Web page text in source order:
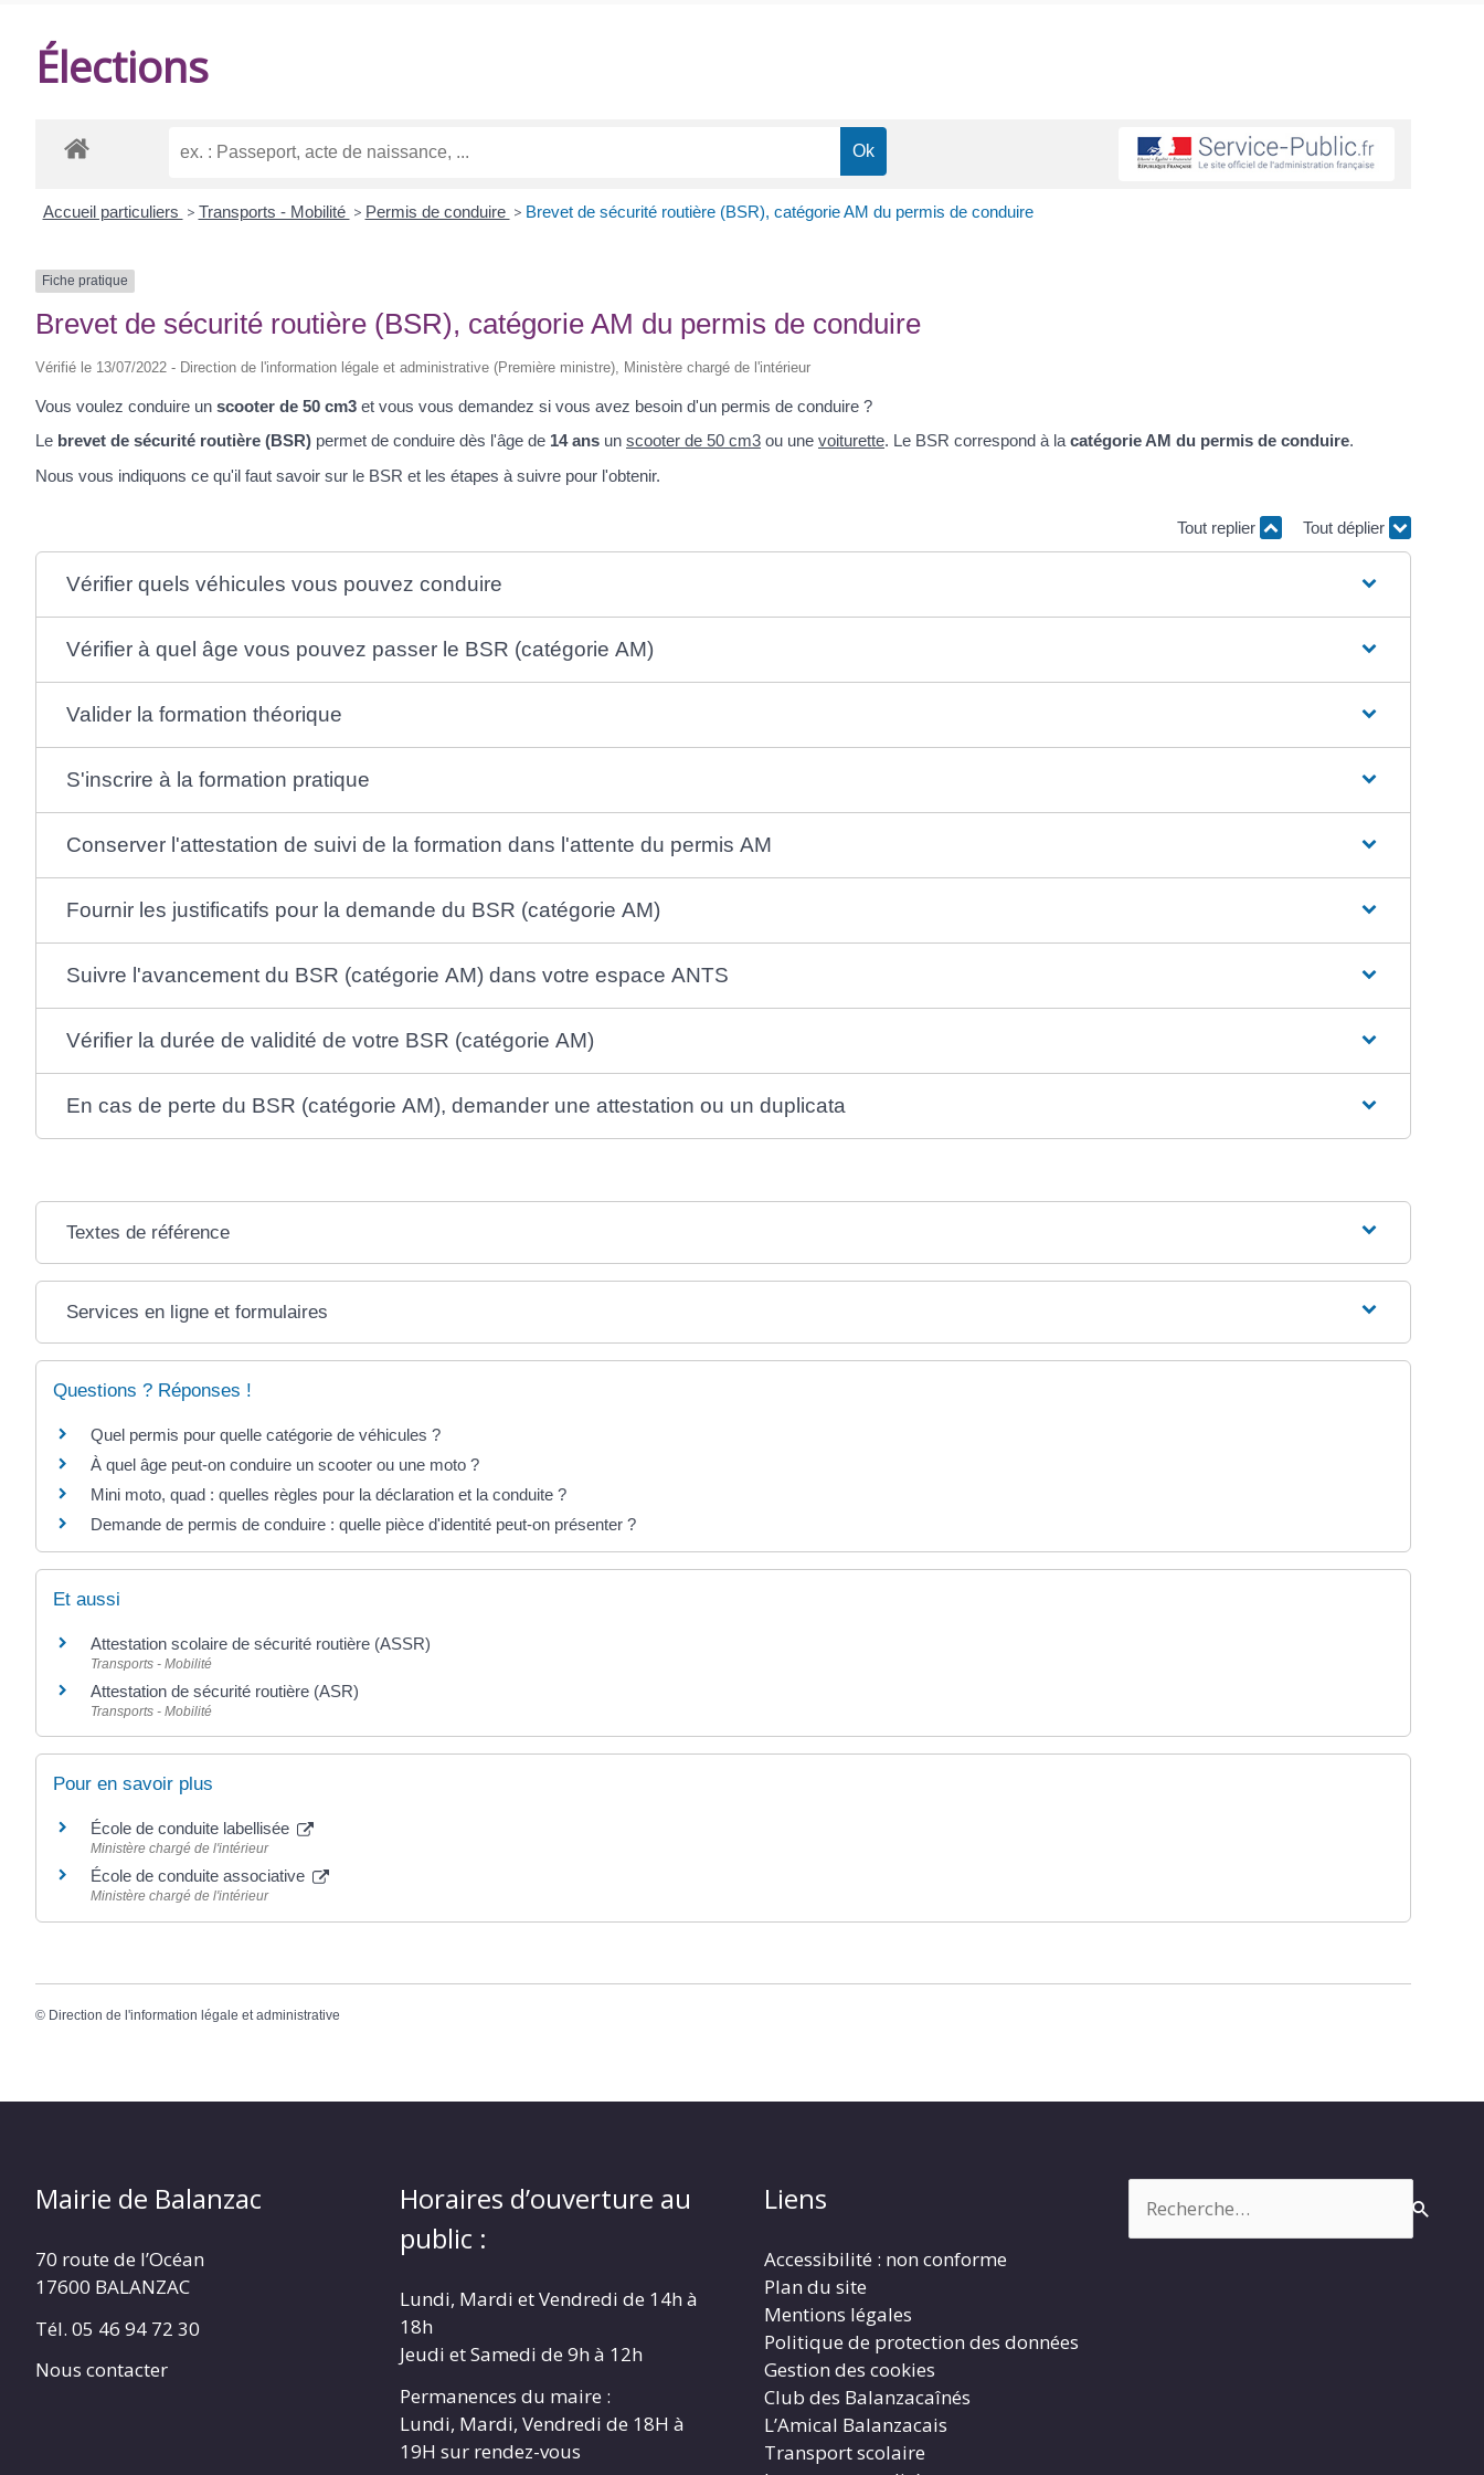
Élections
Accueil particuliers > Transports - Mobilité > Permis de conduire > Brevet de sécurité routière (BSR), catégorie AM du permis de conduire
Fiche pratique
Brevet de sécurité routière (BSR), catégorie AM du permis de conduire
Vérifié le 13/07/2022 - Direction de l'information légale et administrative (Première ministre), Ministère chargé de l'intérieur
Vous voulez conduire un scooter de 50 cm3 et vous vous demandez si vous avez besoin d'un permis de conduire ?
Le brevet de sécurité routière (BSR) permet de conduire dès l'âge de 14 ans un scooter de 50 cm3 ou une voiturette. Le BSR correspond à la catégorie AM du permis de conduire.
Nous vous indiquons ce qu'il faut savoir sur le BSR et les étapes à suivre pour l'obtenir.
Tout replier Tout déplier
Vérifier quels véhicules vous pouvez conduire
Vérifier à quel âge vous pouvez passer le BSR (catégorie AM)
Valider la formation théorique
S'inscrire à la formation pratique
Conserver l'attestation de suivi de la formation dans l'attente du permis AM
Fournir les justificatifs pour la demande du BSR (catégorie AM)
Suivre l'avancement du BSR (catégorie AM) dans votre espace ANTS
Vérifier la durée de validité de votre BSR (catégorie AM)
En cas de perte du BSR (catégorie AM), demander une attestation ou un duplicata
Textes de référence
Services en ligne et formulaires
Questions ? Réponses !
Quel permis pour quelle catégorie de véhicules ?
À quel âge peut-on conduire un scooter ou une moto ?
Mini moto, quad : quelles règles pour la déclaration et la conduite ?
Demande de permis de conduire : quelle pièce d'identité peut-on présenter ?
Et aussi
Attestation scolaire de sécurité routière (ASSR)
Transports - Mobilité
Attestation de sécurité routière (ASR)
Transports - Mobilité
Pour en savoir plus
École de conduite labellisée
Ministère chargé de l'intérieur
École de conduite associative
Ministère chargé de l'intérieur
© Direction de l'information légale et administrative
Mairie de Balanzac
70 route de l’Océan
17600 BALANZAC
Tél. 05 46 94 72 30
Nous contacter
Horaires d’ouverture au
public :
Lundi, Mardi et Vendredi de 14h à
18h
Jeudi et Samedi de 9h à 12h
Permanences du maire :
Lundi, Mardi, Vendredi de 18H à
19H sur rendez-vous
Liens
Accessibilité : non conforme
Plan du site
Mentions légales
Politique de protection des données
Gestion des cookies
Club des Balanzacaînés
L’Amical Balanzacais
Transport scolaire